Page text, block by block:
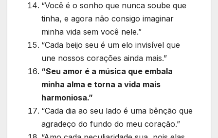
“Você é o sonho que nunca soube que
tinha, e agora não consigo imaginar
minha vida sem você nele.”
“Cada beijo seu é um elo invisível que
une nossos corações ainda mais.”
“Seu amor é a música que embala
minha alma e torna a vida mais
harmoniosa.”
“Cada dia ao seu lado é uma bênção que
agradeço do fundo do meu coração.”